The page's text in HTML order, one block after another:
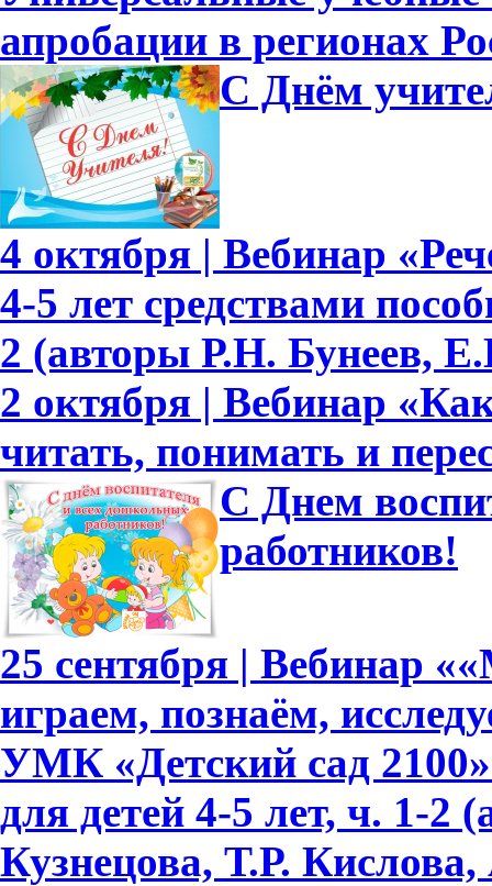
апробации в регионах
С Днём
4 октября | Вебинар
4-5 лет средствами
2 (авторы Р.Н. Бунеев,
2 октября | Вебинар
читать, понимать и
С Днем
работников!
25 сентября | Вебинар
играем, познаём,
УМК «Детский сад
для детей 4-5 лет, ч. 1-
Кузнецова, Т.Р.